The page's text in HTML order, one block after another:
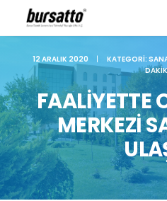
12 ARALIK 2020 | KATEGORI:
FAALİYETTE
MERKEZİ